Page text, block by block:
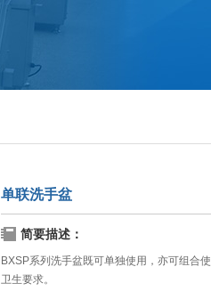
单联洗手盆
简要描述：
BXSP系列洗手盆既可单独使用，亦可组合
卫生要求。